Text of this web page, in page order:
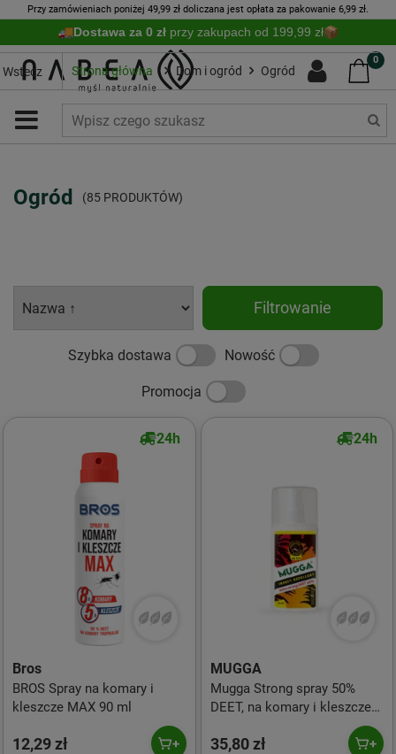
Przy zamówieniach poniżej 49,99 zł doliczana jest opłata za pakowanie 6,99 zł.
Dostawa za 0 zł przy zakupach od 199,99 zł
0
Wstecz Strona główna Dom i ogród Ogród
Ogród (85 PRODUKTÓW)
Filtrowanie
Szybka dostawa Nowość
Promocja
24h
Bros
BROS Spray na komary i
kleszcze MAX 90 ml
12,29 zł
24h
MUGGA
Mugga Strong spray 50%
DEET, na komary i kleszcze
35,80 zł